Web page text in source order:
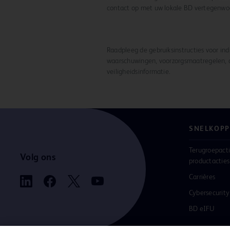
contact op met uw lokale BD
Raadpleeg de gebruiksinstructies voor
waarschuwingen,
veiligheidsinformatie.
Volg ons
productacties
Carrières
Cybersecurity
BD eIFU